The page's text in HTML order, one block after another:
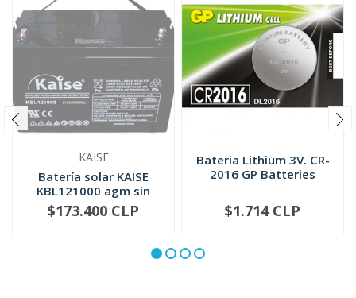
KAISE
Batería solar KAISE
KBL121000 agm sin
mantenimi...
NOT AVAILABLE
$173.400 CLP
Bateria Lithium 3V. CR-
2016 GP Batteries
+
$1.714 CLP